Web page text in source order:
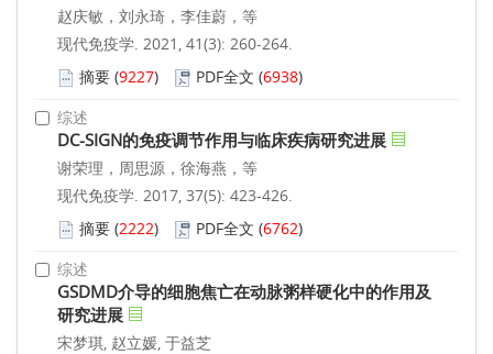
赵庆敏，刘永琦，李佳蔚，等
现代免疫学. 2021, 41(3): 260-264.
摘要 (9227) PDF全文 (6938)
综述
DC-SIGN的免疫调节作用与临床疾病研究进展
谢荣理，周思源，徐海燕，等
现代免疫学. 2017, 37(5): 423-426.
摘要 (2222) PDF全文 (6762)
综述
GSDMD介导的细胞焦亡在动脉粥样硬化中的作用及
研究进展
宋梦琪, 赵立媛, 于益芝